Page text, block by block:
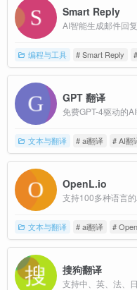
Smart Reply
编程与工具 # Smart Reply
GPT 翻译
文本与翻译 # ai翻译 # AI翻
OpenL.io
文本与翻译 # ai翻译 #
搜狗翻译
支持中、英、法、